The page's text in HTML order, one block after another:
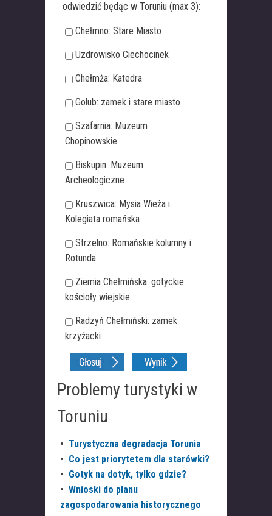
odwiedzić będąc w Toruniu (max 3):
Chełmno: Stare Miasto
Uzdrowisko Ciechocinek
Chełmża: Katedra
Golub: zamek i stare miasto
Szafarnia: Muzeum
Chopinowskie
Biskupin: Muzeum
Archeologiczne
Kruszwica: Mysia Wieża i
Kolegiata romańska
Strzelno: Romańskie kolumny i
Rotunda
Ziemia Chełmińska: gotyckie
kościoły wiejskie
Radzyń Chełmiński: zamek
krzyżacki
Problemy turystyki w
Toruniu
• Turystyczna degradacja Torunia
• Co jest priorytetem dla starówki?
• Gotyk na dotyk, tylko gdzie?
• Wnioski do planu
zagospodarowania historycznego